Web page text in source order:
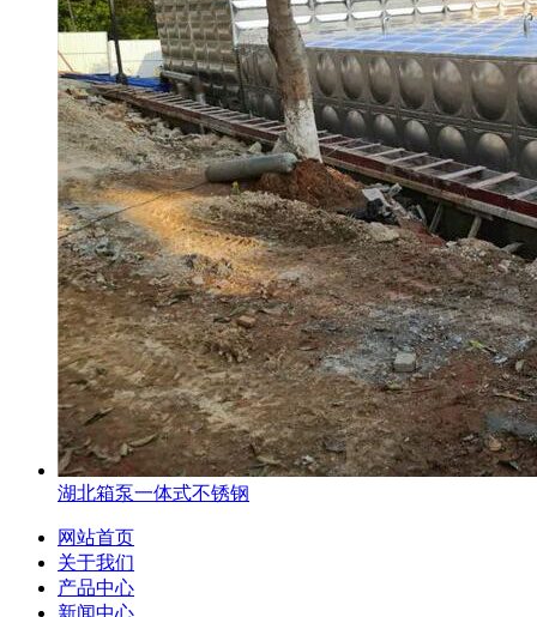
湖北箱泵一体式不锈钢
网站首页
关于我们
产品中心
新闻中心